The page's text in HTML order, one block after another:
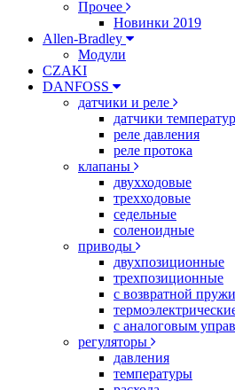
Прочее
Новинки 2019
Allen-Bradley
Модули
CZAKI
DANFOSS
датчики и реле
датчики
реле давления
реле протока
клапаны
двухходовые
трехходовые
седельные
соленоидные
приводы
двухпозиционные
трехпозиционные
с возвратной
с аналоговым
регуляторы
давления
температуры